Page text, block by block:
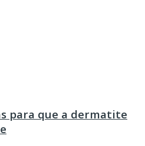
para que a dermatite